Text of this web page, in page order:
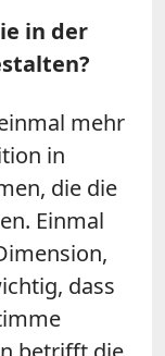
in der
mehr
in
die die
Einmal
dass